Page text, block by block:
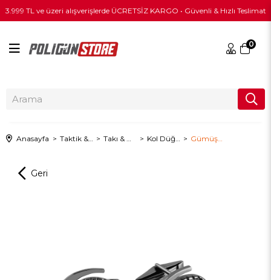
3.999 TL ve üzeri alışverişlerde ÜCRETSİZ KARGO • Güvenli & Hızlı Teslimat
0
Anasayfa